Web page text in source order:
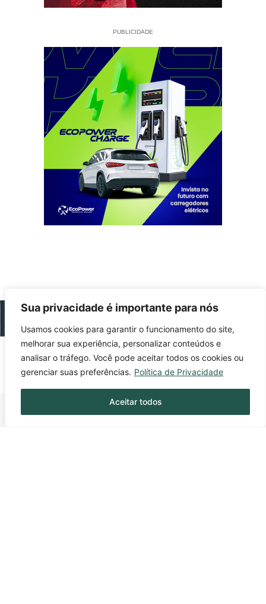
Sua privacidade é importante para nós
Usamos cookies para garantir o funcionamento do site,
melhorar sua experiência, personalizar conteúdos e
analisar o tráfego. Você pode aceitar todos os cookies ou
gerenciar suas preferências. Política de Privacidade
Aceitar todos
PUBLICIDADE
Fique sempre bem informado!